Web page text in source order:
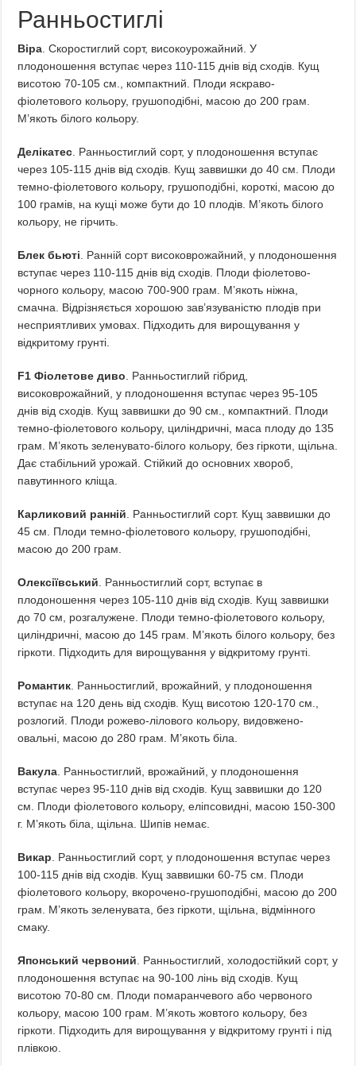
Ранньостиглі
Віра . Скоростиглий сорт, високоурожайний. У
плодоношення вступає через 110-115 днів від сходів. Кущ
висотою 70-105 см., компактний. Плоди яскраво-
фіолетового кольору, грушоподібні, масою до 200 грам.
М’якоть білого кольору.
Делікатес . Ранньостиглий сорт, у плодоношення вступає
через 105-115 днів від сходів. Кущ заввишки до 40 см. Плоди
темно-фіолетового кольору, грушоподібні, короткі, масою до
100 грамів, на кущі може бути до 10 плодів. М’якоть білого
кольору, не гірчить.
Блек бьюті . Ранній сорт високоврожайний, у плодоношення
вступає через 110-115 днів від сходів. Плоди фіолетово-
чорного кольору, масою 700-900 грам. М’якоть ніжна,
смачна. Відрізняється хорошою зав’язуваністю плодів при
несприятливих умовах. Підходить для вирощування у
відкритому грунті.
F1 Фіолетове диво . Ранньостиглий гібрид,
високоврожайний, у плодоношення вступає через 95-105
днів від сходів. Кущ заввишки до 90 см., компактний. Плоди
темно-фіолетового кольору, циліндричні, маса плоду до 135
грам. М’якоть зеленувато-білого кольору, без гіркоти, щільна.
Дає стабільний урожай. Стійкий до основних хвороб,
павутинного кліща.
Карликовий ранній . Ранньостиглий сорт. Кущ заввишки до
45 см. Плоди темно-фіолетового кольору, грушоподібні,
масою до 200 грам.
Олексіївський . Ранньостиглий сорт, вступає в
плодоношення через 105-110 днів від сходів. Кущ заввишки
до 70 см, розгалужене. Плоди темно-фіолетового кольору,
циліндричні, масою до 145 грам. М’якоть білого кольору, без
гіркоти. Підходить для вирощування у відкритому грунті.
Романтик . Ранньостиглий, врожайний, у плодоношення
вступає на 120 день від сходів. Кущ висотою 120-170 см.,
розлогий. Плоди рожево-лілового кольору, видовжено-
овальні, масою до 280 грам. М’якоть біла.
Вакула . Ранньостиглий, врожайний, у плодоношення
вступає через 95-110 днів від сходів. Кущ заввишки до 120
см. Плоди фіолетового кольору, еліпсовидні, масою 150-300
г. М’якоть біла, щільна. Шипів немає.
Викар . Ранньостиглий сорт, у плодоношення вступає через
100-115 днів від сходів. Кущ заввишки 60-75 см. Плоди
фіолетового кольору, вкорочено-грушоподібні, масою до 200
грам. М’якоть зеленувата, без гіркоти, щільна, відмінного
смаку.
Японський червоний . Ранньостиглий, холодостійкий сорт, у
плодоношення вступає на 90-100 лінь від сходів. Кущ
висотою 70-80 см. Плоди помаранчевого або червоного
кольору, масою 100 грам. М’якоть жовтого кольору, без
гіркоти. Підходить для вирощування у відкритому грунті і під
плівкою.